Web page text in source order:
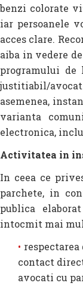
benzi colorate
iar persoanele
acces clare.
aiba in vedere
programului
justitiabil/
asemenea,
varianta
electronica,
Activitatea in
In ceea ce
parchete, in
publica
intocmit mai
contact
avocati cu